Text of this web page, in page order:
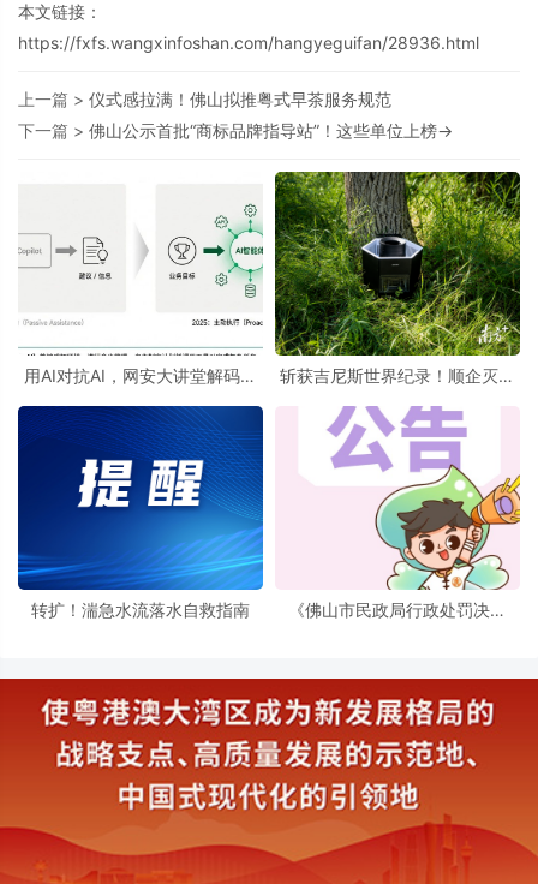
本文链接：
https://fxfs.wangxinfoshan.com/hangyeguifan/28936.html
上一篇 > 仪式感拉满！佛山拟推粤式早茶服务规范
下一篇 > 佛山公示首批“商标品牌指导站”！这些单位上榜→
用AI对抗AI，网安大讲堂解码智
斩获吉尼斯世界纪录！顺企灭蚊
转扩！湍急水流落水自救指南
《佛山市民政局行政处罚决定